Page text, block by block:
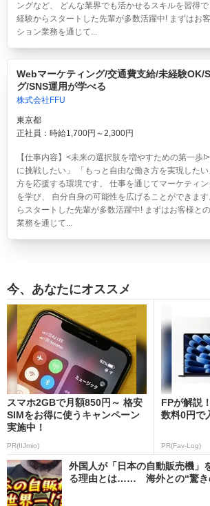
ングなど、 どんな業界でも活かせるスキルを習得
経験からスタートした先輩が多数活躍中! まずはお
ション業務を通じて...
Webマーケティング/交通費支給/未経験OK/
グ/SNS運用が学べる
株式会社FFU
東京都
正社員：時給1,700円～2,300円
【仕事内容】<未来の選択肢を増やすための第一歩
に挑戦したい」 「もっと自由な働き方を実現した
方を応援する環境です。 仕事を通じてマーケティ
を学び、 自分自身の可能性を広げることができま
らスタートした先輩が多数活躍中! まずはお客様と
業務を通じて...
今、あなたにオススメ
スマホ2GBで月額850円～ 格安
SIMをお得に使うキャンペーン
実施中！
PR(IIJmio)
FPが解説
数料0円で
PR(Fav-Log)
外国人が「日本の自動販売機」
る理由とは…… 海外との“驚き